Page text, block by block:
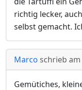
richtig lecker,
selbst gemacht.
Marco schrieb am
Gemütiches,